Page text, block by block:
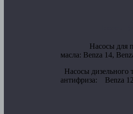
Насосы для
масла: Benza 14,
Насосы дизельного
антифриза: Benza 12